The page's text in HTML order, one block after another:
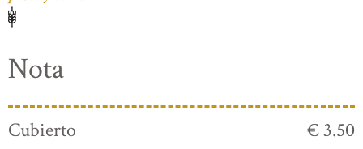
Nota
Cubierto
€ 3.50